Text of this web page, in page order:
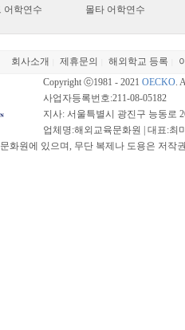
어학연수
몰타 어학연수
회사소개 제휴문의 해외학교 등록
Copyright ⓒ1981 - 2021 OECKO.
사업자등록번호:211-08-05182
지사: 서울특별시 광진구 능동로
업체명:해외교육문화원 | 대표:최
화원에 있으며, 무단 복제나 도용은 저